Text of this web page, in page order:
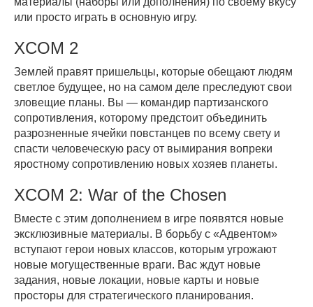
или просто играть в основную игру.
XCOM 2
Землей правят пришельцы, которые обещают людям
светлое будущее, но на самом деле преследуют свои
зловещие планы. Вы — командир партизанского
сопротивления, которому предстоит объединить
разрозненные ячейки повстанцев по всему свету и
спасти человеческую расу от вымирания вопреки
яростному сопротивлению новых хозяев планеты.
XCOM 2: War of the Chosen
Вместе с этим дополнением в игре появятся новые
эксклюзивные материалы. В борьбу с «Адвентом»
вступают герои новых классов, которым угрожают
новые могущественные враги. Вас ждут новые
задания, новые локации, новые карты и новые
просторы для стратегического планирования.